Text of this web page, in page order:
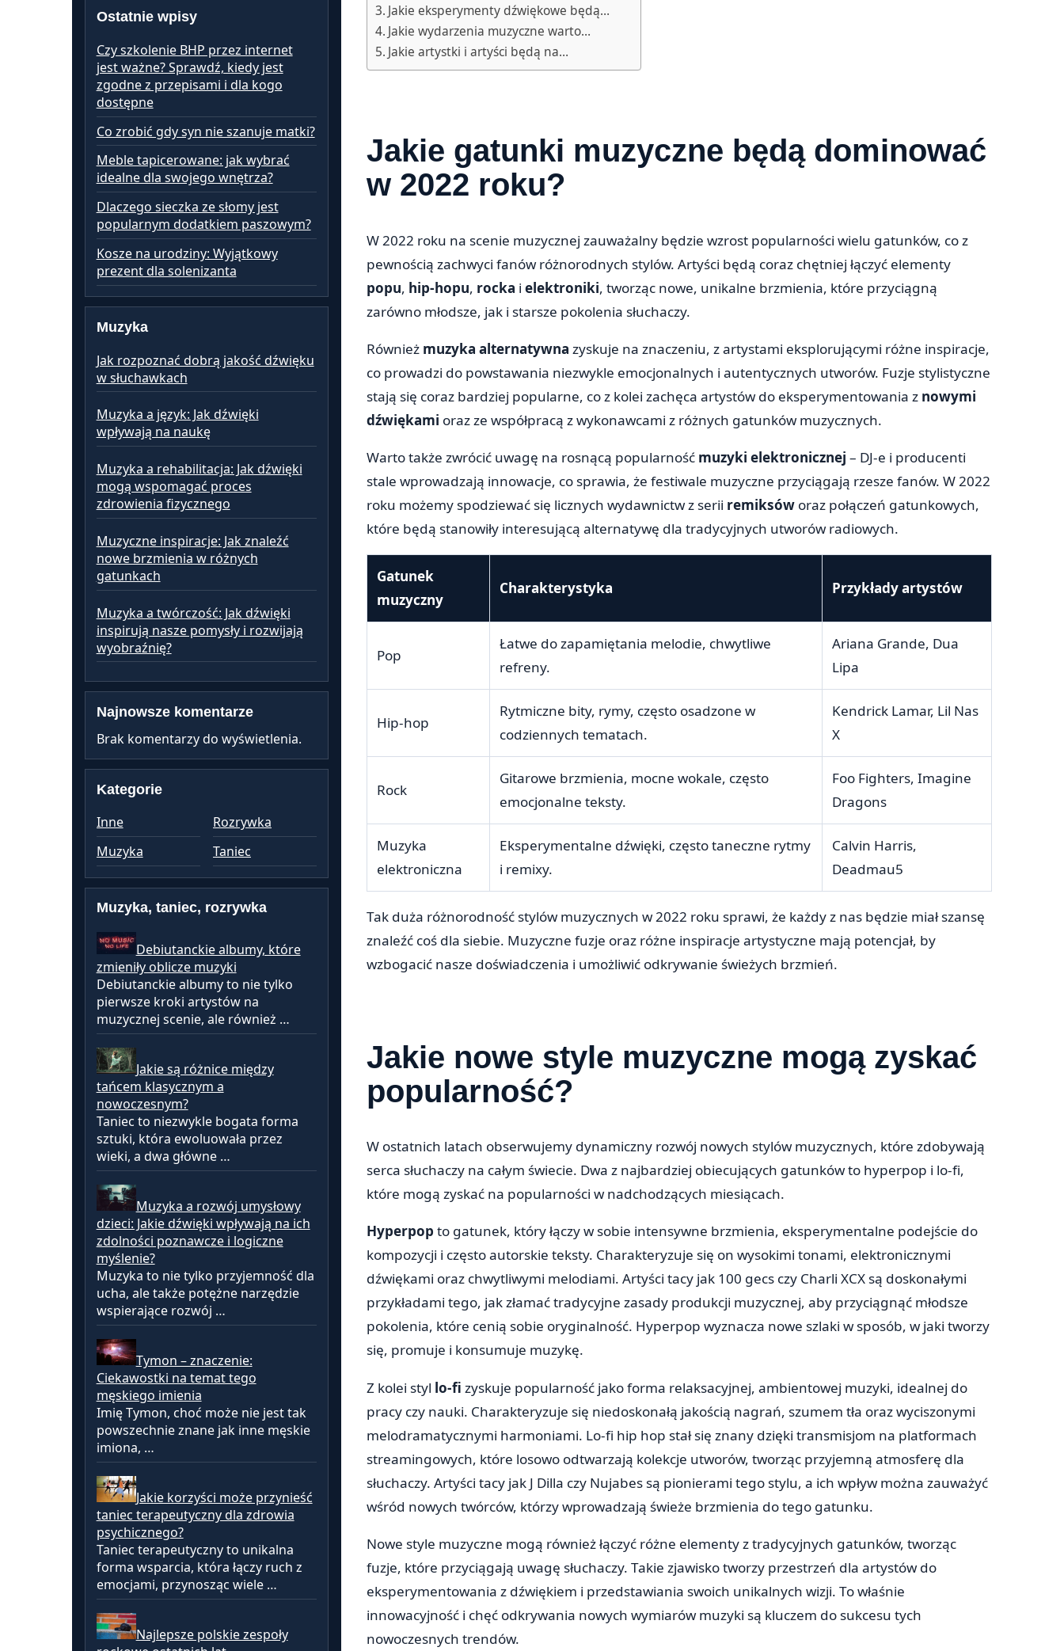
Ostatnie wpisy
Czy szkolenie BHP przez internet
jest ważne? Sprawdź, kiedy jest
zgodne z przepisami i dla kogo
dostępne
Co zrobić gdy syn nie szanuje matki?
Meble tapicerowane: jak wybrać
idealne dla swojego wnętrza?
Dlaczego sieczka ze słomy jest
popularnym dodatkiem paszowym?
Kosze na urodziny: Wyjątkowy
prezent dla solenizanta
Muzyka
Jak rozpoznać dobrą jakość dźwięku
w słuchawkach
Muzyka a język: Jak dźwięki
wpływają na naukę
Muzyka a rehabilitacja: Jak dźwięki
mogą wspomagać proces
zdrowienia fizycznego
Muzyczne inspiracje: Jak znaleźć
nowe brzmienia w różnych
gatunkach
Muzyka a twórczość: Jak dźwięki
inspirują nasze pomysły i rozwijają
wyobraźnię?
Najnowsze komentarze
Brak komentarzy do wyświetlenia.
Kategorie
Inne
Muzyka
Rozrywka
Taniec
Muzyka, taniec, rozrywka
Debiutanckie albumy, które
zmieniły oblicze muzyki
Debiutanckie albumy to nie tylko
pierwsze kroki artystów na
muzycznej scenie, ale również …
Jakie są różnice między
tańcem klasycznym a
nowoczesnym?
Taniec to niezwykle bogata forma
sztuki, która ewoluowała przez
wieki, a dwa główne …
Muzyka a rozwój umysłowy
dzieci: Jakie dźwięki wpływają na ich
zdolności poznawcze i logiczne
myślenie?
Muzyka to nie tylko przyjemność dla
ucha, ale także potężne narzędzie
wspierające rozwój …
Tymon – znaczenie:
Ciekawostki na temat tego
męskiego imienia
Imię Tymon, choć może nie jest tak
powszechnie znane jak inne męskie
imiona, …
Jakie korzyści może przynieść
taniec terapeutyczny dla zdrowia
psychicznego?
Taniec terapeutyczny to unikalna
forma wsparcia, która łączy ruch z
emocjami, przynosząc wiele …
Najlepsze polskie zespoły
Jakie eksperymenty dźwiękowe będą…
Jakie wydarzenia muzyczne warto…
Jakie artystki i artyści będą na…
Jakie gatunki muzyczne będą dominować
w 2022 roku?
W 2022 roku na scenie muzycznej zauważalny będzie wzrost popularności wielu gatunków, co z
pewnością zachwyci fanów różnorodnych stylów. Artyści będą coraz chętniej łączyć elementy
popu, hip-hopu, rocka i elektroniki, tworząc nowe, unikalne brzmienia, które przyciągną
zarówno młodsze, jak i starsze pokolenia słuchaczy.
Również muzyka alternatywna zyskuje na znaczeniu, z artystami eksplorującymi różne inspiracje,
co prowadzi do powstawania niezwykle emocjonalnych i autentycznych utworów. Fuzje stylistyczne
stają się coraz bardziej popularne, co z kolei zachęca artystów do eksperymentowania z nowymi
dźwiękami oraz ze współpracą z wykonawcami z różnych gatunków muzycznych.
Warto także zwrócić uwagę na rosnącą popularność muzyki elektronicznej – DJ-e i producenti
stale wprowadzają innowacje, co sprawia, że festiwale muzyczne przyciągają rzesze fanów. W 2022
roku możemy spodziewać się licznych wydawnictw z serii remiksów oraz połączeń gatunkowych,
które będą stanowiły interesującą alternatywę dla tradycyjnych utworów radiowych.
Gatunek
muzyczny
Charakterystyka Przykłady artystów
Pop
Łatwe do zapamiętania melodie, chwytliwe
refreny.
Ariana Grande, Dua
Lipa
Hip-hop
Rytmiczne bity, rymy, często osadzone w
codziennych tematach.
Kendrick Lamar, Lil Nas
X
Rock
Gitarowe brzmienia, mocne wokale, często
emocjonalne teksty.
Foo Fighters, Imagine
Dragons
Muzyka
elektroniczna
Eksperymentalne dźwięki, często taneczne rytmy
i remixy.
Calvin Harris,
Deadmau5
Tak duża różnorodność stylów muzycznych w 2022 roku sprawi, że każdy z nas będzie miał szansę
znaleźć coś dla siebie. Muzyczne fuzje oraz różne inspiracje artystyczne mają potencjał, by
wzbogacić nasze doświadczenia i umożliwić odkrywanie świeżych brzmień.
Jakie nowe style muzyczne mogą zyskać
popularność?
W ostatnich latach obserwujemy dynamiczny rozwój nowych stylów muzycznych, które zdobywają
serca słuchaczy na całym świecie. Dwa z najbardziej obiecujących gatunków to hyperpop i lo-fi,
które mogą zyskać na popularności w nadchodzących miesiącach.
Hyperpop to gatunek, który łączy w sobie intensywne brzmienia, eksperymentalne podejście do
kompozycji i często autorskie teksty. Charakteryzuje się on wysokimi tonami, elektronicznymi
dźwiękami oraz chwytliwymi melodiami. Artyści tacy jak 100 gecs czy Charli XCX są doskonałymi
przykładami tego, jak złamać tradycyjne zasady produkcji muzycznej, aby przyciągnąć młodsze
pokolenia, które cenią sobie oryginalność. Hyperpop wyznacza nowe szlaki w sposób, w jaki tworzy
się, promuje i konsumuje muzykę.
Z kolei styl lo-fi zyskuje popularność jako forma relaksacyjnej, ambientowej muzyki, idealnej do
pracy czy nauki. Charakteryzuje się niedoskonałą jakością nagrań, szumem tła oraz wyciszonymi
melodramatycznymi harmoniami. Lo-fi hip hop stał się znany dzięki transmisjom na platformach
streamingowych, które losowo odtwarzają kolekcje utworów, tworząc przyjemną atmosferę dla
słuchaczy. Artyści tacy jak J Dilla czy Nujabes są pionierami tego stylu, a ich wpływ można zauważyć
wśród nowych twórców, którzy wprowadzają świeże brzmienia do tego gatunku.
Nowe style muzyczne mogą również łączyć różne elementy z tradycyjnych gatunków, tworząc
fuzje, które przyciągają uwagę słuchaczy. Takie zjawisko tworzy przestrzeń dla artystów do
eksperymentowania z dźwiękiem i przedstawiania swoich unikalnych wizji. To właśnie
innowacyjność i chęć odkrywania nowych wymiarów muzyki są kluczem do sukcesu tych
nowoczesnych trendów.